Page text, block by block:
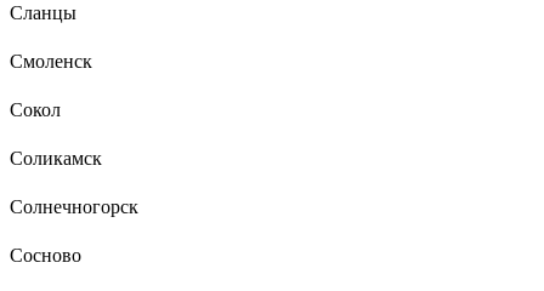
Сланцы
Смоленск
Сокол
Соликамск
Солнечногорск
Сосново